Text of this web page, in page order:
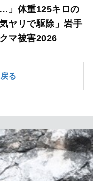
」体重125キロの
ヤリで駆除」岩手
マ被害2026
る